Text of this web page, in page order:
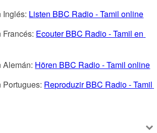
Inglés: Listen BBC Radio - Tamil online
Ecouter BBC Radio - Tamil en
Alemán: Hören BBC Radio - Tamil online
Portugues: Reproduzir BBC Radio - Tamil